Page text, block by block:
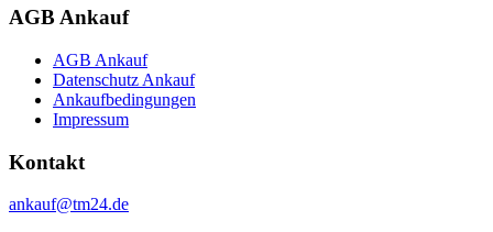
AGB Ankauf
AGB Ankauf
Datenschutz Ankauf
Ankaufbedingungen
Impressum
Kontakt
ankauf@tm24.de